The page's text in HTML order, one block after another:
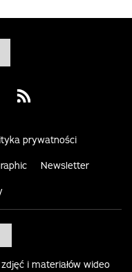
us on Youtube
Visit us on Rss
prywatności
Newsletter
i materiałów wideo